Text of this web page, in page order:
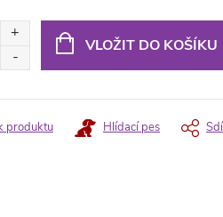
VLOŽIT DO KOŠÍKU
produktu Hlídací pes